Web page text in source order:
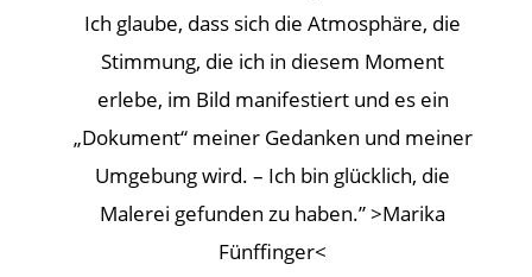
Ich glaube, dass sich die Atmosphäre, die
Stimmung, die ich in diesem Moment
erlebe, im Bild manifestiert und es ein
„Dokument“ meiner Gedanken und meiner
Umgebung wird. – Ich bin glücklich, die
Malerei gefunden zu haben.” >Marika
Fünffinger<